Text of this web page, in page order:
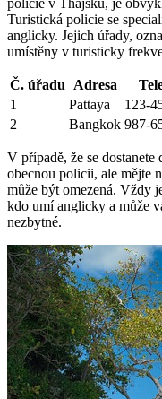
policie v Thajsku, je
Turistická policie se
anglicky. Jejich úřady,
umístěny v turisticky
Č. úřadu Adresa
1
Pattaya
123-
2
Bangkok 987-
V případě, že se
obecnou policii, ale mějte
může být omezená. Vždy
kdo umí anglicky a může
nezbytné.